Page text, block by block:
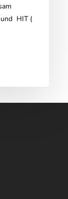
und HIT (